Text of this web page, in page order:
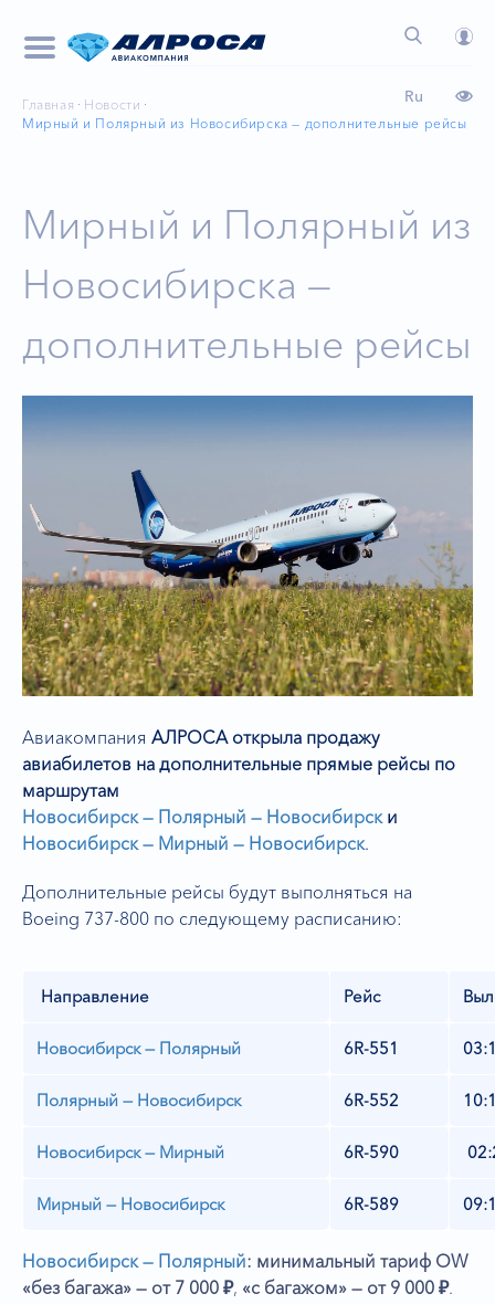
Ru
Главная
Новости
Мирный и Полярный из Новосибирска — дополнительные рейсы
Мирный и Полярный из
Новосибирска —
дополнительные рейсы
Авиакомпания АЛРОСА открыла продажу
авиабилетов на дополнительные прямые рейсы по
маршрутам
Новосибирск — Полярный — Новосибирски
Новосибирск — Мирный — Новосибирск.
Дополнительные рейсы будут выполняться на
Boeing 737-800 по следующему расписанию:
Направление Рейс
Новосибирск — Полярный 6R-551
Полярный — Новосибирск 6R-552
Новосибирск — Мирный 6R-590
Мирный — Новосибирск 6R-589
Новосибирск — Полярный: минимальный тариф OW
«без багажа» — от 7 000 ₽, «с багажом» — от 9 000 ₽.